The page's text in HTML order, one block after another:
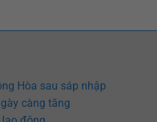
Hòa sau sáp nhập
càng tăng